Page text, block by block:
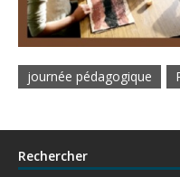
journée pédagogique
Rechercher